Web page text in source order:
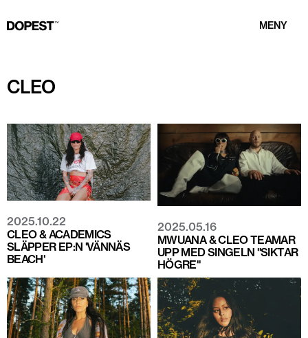
MENY
CLEO
2025.10.22
CLEO & ACADEMICS
SLÄPPER EP:N 'VÄNNÄS
BEACH'
2025.05.16
MWUANA & CLEO TEAMAR
UPP MED SINGELN "SIKTAR
HÖGRE"